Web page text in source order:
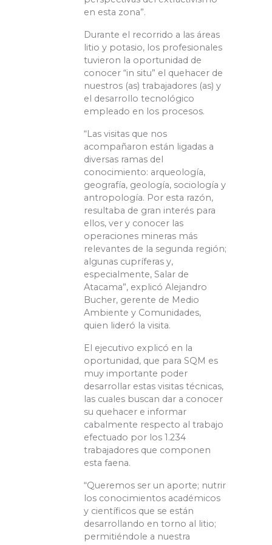
en esta zona”.
Durante el recorrido a las áreas
litio y potasio, los profesionales
tuvieron la oportunidad de
conocer “in situ” el quehacer de
nuestros (as) trabajadores (as) y
el desarrollo tecnológico
empleado en los procesos.
“Las visitas que nos
acompañaron están ligadas a
diversas ramas del
conocimiento: arqueología,
geografía, geología, sociología y
antropología. Por esta razón,
resultaba de gran interés para
ellos, ver y conocer las
operaciones mineras más
relevantes de la segunda región;
algunas cupríferas y,
especialmente, Salar de
Atacama”, explicó Alejandro
Bucher, gerente de Medio
Ambiente y Comunidades,
quien lideró la visita.
El ejecutivo explicó en la
oportunidad, que para SQM es
muy importante poder
desarrollar estas visitas técnicas,
las cuales buscan dar a conocer
su quehacer e informar
cabalmente respecto al trabajo
efectuado por los 1.234
trabajadores que componen
esta faena.
“Queremos ser un aporte; nutrir
los conocimientos académicos
y científicos que se están
desarrollando en torno al litio;
permitiéndole a nuestra